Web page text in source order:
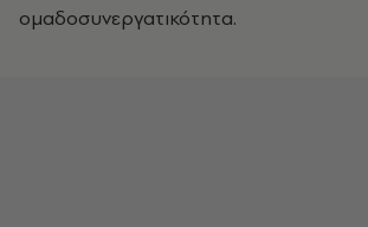
ομαδοσυνεργατικότητα.